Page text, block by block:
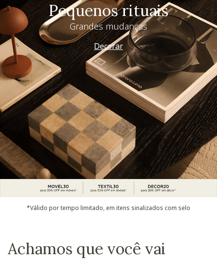
Pequenos rituais
Grandes mudanças
Decorar
*Válido por tempo limitado, em itens sinalizados com selo
Achamos que você vai